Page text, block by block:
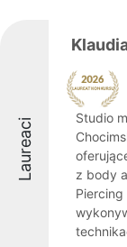
Laureaci
Studio
z body